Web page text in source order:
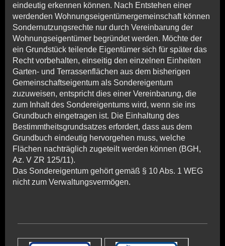
eindeutig erkennen können. Nach Entstehen einer
werdenden Wohnungseigentümergemeinschaft können
Sondernutzungsrechte nur durch Vereinbarung der
Wohnungseigentümer begründet werden. Möchte der
ein Grundstück teilende Eigentümer sich für später das
Recht vorbehalten, einseitig den einzelnen Einheiten
Garten- und Terrassenflächen aus dem bisherigen
Gemeinschaftseigentum als Sondereigentum
zuzuweisen, entspricht dies einer Vereinbarung, die
zum Inhalt des Sondereigentums wird, wenn sie ins
Grundbuch eingetragen ist. Die Einhaltung des
Bestimmtheitsgrundsatzes erfordert, dass aus dem
Grundbuch eindeutig hervorgehen muss, welche
Flächen nachträglich zugeteilt werden können (BGH,
Az. V ZR 125/11).
Das Sondereigentum gehört gemäß § 10 Abs. 1 WEG
nicht zum Verwaltungsvermögen.